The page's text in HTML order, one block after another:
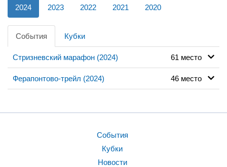
2024 2023 2022 2021 2020
События Кубки
Стризневский марафон (2024) 61 место
Ферапонтово-трейл (2024) 46 место
События
Кубки
Новости